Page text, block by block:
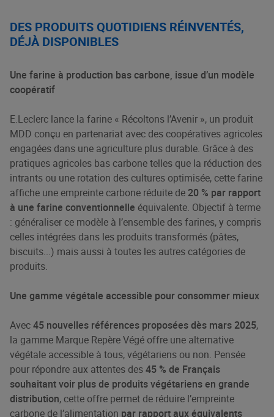
DES PRODUITS QUOTIDIENS RÉINVENTÉS,
DÉJÀ DISPONIBLES
Une farine à production bas carbone, issue d’un modèle
coopératif
E.Leclerc lance la farine « Récoltons l’Avenir », un produit
MDD conçu en partenariat avec des coopératives agricoles
engagées dans une agriculture plus durable. Grâce à des
pratiques agricoles bas carbone telles que la réduction des
intrants ou une rotation des cultures optimisée, cette farine
affiche une empreinte carbone réduite de 20 % par rapport
à une farine conventionnelle équivalente​. Objectif à terme
: généraliser ce modèle à l’ensemble des farines, y compris
celles intégrées dans les produits transformés (pâtes,
biscuits...) mais aussi à toutes les autres catégories de
produits.
Une gamme végétale accessible pour consommer mieux
Avec45 nouvelles références proposées dès mars 2025,
la gamme Marque Repère Végé offre une alternative
végétale accessible à tous, végétariens ou non. Pensée
pour répondre aux attentes des45 % de Français
souhaitant voir plus de produits végétariens en grande
distribution, cette offre permet de réduire l’empreinte
carbone de l’alimentation par rapport aux équivalents